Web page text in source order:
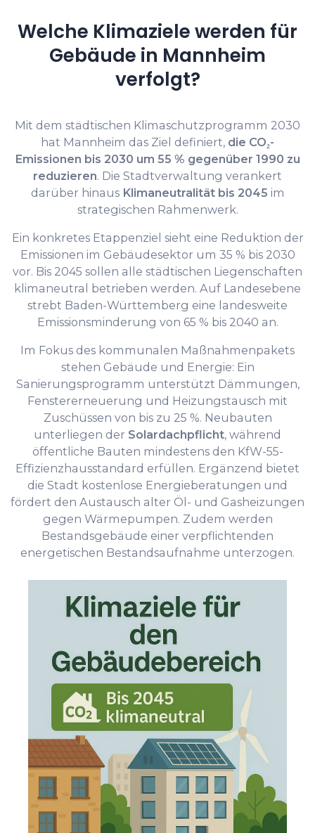
Welche Klimaziele werden für
Gebäude in Mannheim
verfolgt?
Mit dem städtischen Klimaschutzprogramm 2030
hat Mannheim das Ziel definiert, die CO₂-
Emissionen bis 2030 um 55 % gegenüber 1990 zu
reduzieren. Die Stadtverwaltung verankert
darüber hinaus Klimaneutralität bis 2045 im
strategischen Rahmenwerk.
Ein konkretes Etappenziel sieht eine Reduktion der
Emissionen im Gebäudesektor um 35 % bis 2030
vor. Bis 2045 sollen alle städtischen Liegenschaften
klimaneutral betrieben werden. Auf Landesebene
strebt Baden-Württemberg eine landesweite
Emissionsminderung von 65 % bis 2040 an.
Im Fokus des kommunalen Maßnahmenpakets
stehen Gebäude und Energie: Ein
Sanierungsprogramm unterstützt Dämmungen,
Fenstererneuerung und Heizungstausch mit
Zuschüssen von bis zu 25 %. Neubauten
unterliegen der Solardachpflicht, während
öffentliche Bauten mindestens den KfW-55-
Effizienzhausstandard erfüllen. Ergänzend bietet
die Stadt kostenlose Energieberatungen und
fördert den Austausch alter Öl- und Gasheizungen
gegen Wärmepumpen. Zudem werden
Bestandsgebäude einer verpflichtenden
energetischen Bestandsaufnahme unterzogen.